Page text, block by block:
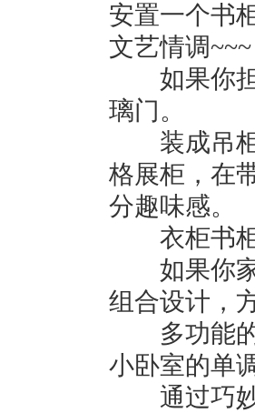
安置一个书
文艺情调~~~
如果你担
璃门。
装成吊柜
格展柜，在
分趣味感。
衣柜书柜
如果你家
组合设计，
多功能的
小卧室的单
通过巧妙